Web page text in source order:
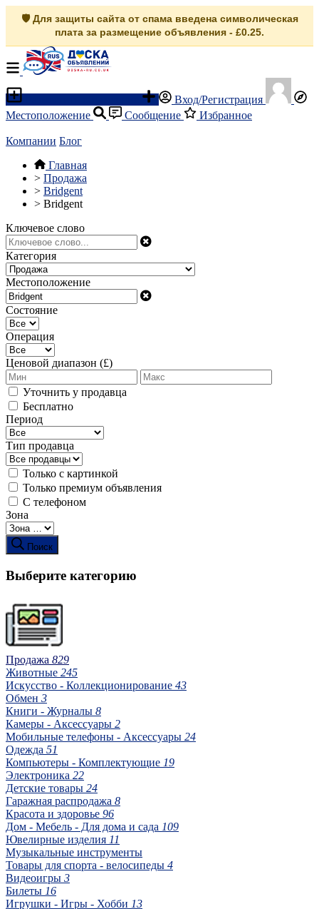
🛡️ Для защиты сайта от спама введена символическая
плата за размещение объявления - £0.25.
Вход/Регистрация
Местоположение
Сообщение Избранное
Компании Блог
Главная
> Продажа
> Bridgent
> Bridgent
Ключевое слово
Категория
Местоположение
Состояние
Операция
Ценовой диапазон (£)
Уточнить у продавца
Бесплатно
Период
Тип продавца
Только с картинкой
Только премиум объявления
С телефоном
Зона
Поиск
Выберите категорию
Продажа 829
Животные 245
Искусство - Коллекционирование 43
Обмен 3
Книги - Журналы 8
Камеры - Аксессуары 2
Мобильные телефоны - Аксессуары 24
Одежда 51
Компьютеры - Комплектующие 19
Электроника 22
Детские товары 24
Гаражная распродажа 8
Красота и здоровье 96
Дом - Мебель - Для дома и сада 109
Ювелирные изделия 11
Музыкальные инструменты
Товары для спорта - велосипеды 4
Видеоигры 3
Билеты 16
Игрушки - Игры - Хобби 13